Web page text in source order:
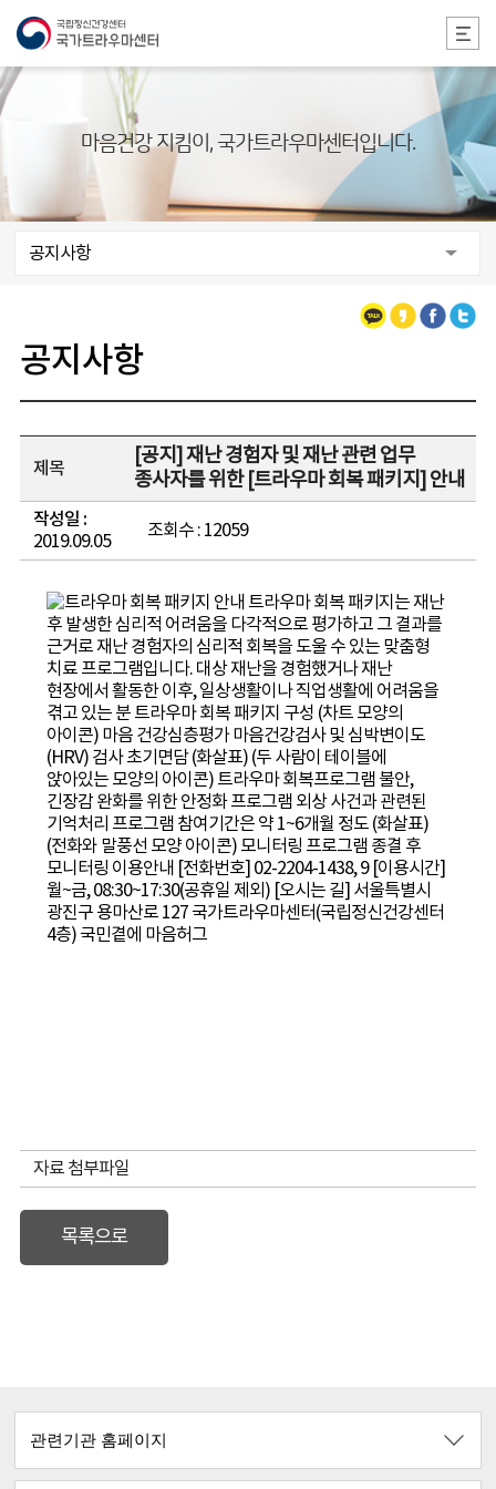
본문 바로가기
마음건강 지킴이, 국가트라우마센터입니다.
공지사항
카카오톡
카카오스토리
페이스북
트위터
공지사항
제목
[공지] 재난 경험자 및 재난 관련 업무
종사자를 위한 [트라우마 회복 패키지] 안내
작성일 :
2019.09.05
조회수 : 12059
자료 첨부파일
목록으로